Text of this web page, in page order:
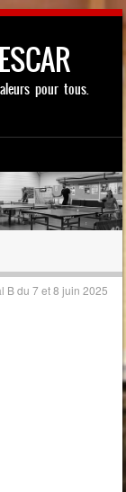
pour tous.
B du 7 et 8 juin 2025